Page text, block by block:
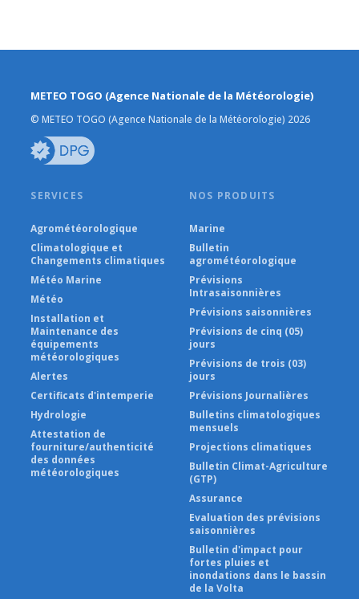
METEO TOGO (Agence Nationale de la Météorologie)
© METEO TOGO (Agence Nationale de la Météorologie) 2026
SERVICES
Agrométéorologique
Climatologique et
Changements climatiques
Météo Marine
Météo
Installation et
Maintenance des
équipements
météorologiques
Alertes
Certificats d'intemperie
Hydrologie
Attestation de
fourniture/authenticité
des données
météorologiques
NOS PRODUITS
Marine
Bulletin
agrométéorologique
Prévisions
Intrasaisonnières
Prévisions saisonnières
Prévisions de cinq (05)
jours
Prévisions de trois (03)
jours
Prévisions Journalières
Bulletins climatologiques
mensuels
Projections climatiques
Bulletin Climat-Agriculture
(GTP)
Assurance
Evaluation des prévisions
saisonnières
Bulletin d'impact pour
fortes pluies et
inondations dans le bassin
de la Volta